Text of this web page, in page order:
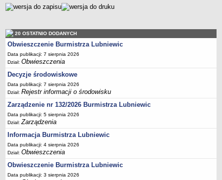
Ogłoszenia o konkursach
Burmistrz Lubniewic
Zastępca Burmistrza Lubniewic
Sekretarz Gminy
Skarbnik Gminy
Informacja turystyczna
Regulamin i schemat organizacyjny
Przewodnik po urzędzie
Kodeks etyczny
Oświadczenia majątkowe
Raporty
RADA MIEJSKA
Dyżury Przewodniczącego Rady Miejskiej
20 OSTATNIO DODANYCH
Obwieszczenie Burmistrza Lubniewic
Data publikacji: 7 sierpnia 2026
Dział:Obwieszczenia
Decyzje środowiskowe
Data publikacji: 7 sierpnia 2026
Dział:Rejestr informacji o środowisku
Zarządzenie nr 132/2026 Burmistrza Lubniewic
Data publikacji: 5 sierpnia 2026
Dział:Zarządzenia
Informacja Burmistrza Lubniewic
Data publikacji: 4 sierpnia 2026
Dział:Obwieszczenia
Obwieszczenie Burmistrza Lubniewic
Data publikacji: 3 sierpnia 2026